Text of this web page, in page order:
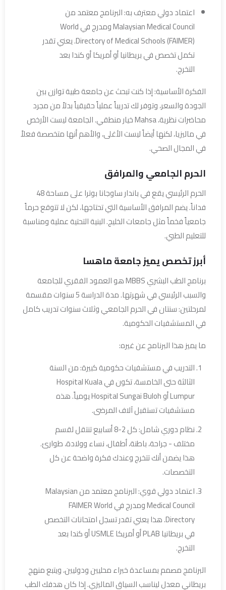
اعتماد دولي معترف به: البرنامج معتمد من
Malaysian Medical Council ومدرج في World
Directory of Medical Schools (FAIMER). يعني تقدر
تكمل تخصص في بريطانيا أو أمريكا أو كندا بعد
التخرج.
الفكرة الأساسية: إذا كنت تبحث عن جامعة طبية توازن بين
الجودة والسعر، وتوفر لك تدريباً عملياً حقيقياً بدلاً من مجرد
محاضرات نظرية، Mahsa خيار منطقي. الجامعة ليست الأرخص
في ماليزيا، لكنها أيضاً ليست الأغلى، والأهم أنها متخصصة فعلاً
في المجال الصحي.
الحرم الجامعي والمرافق
الحرم الرئيسي يقع في باندار ساوجانا بوترا على مساحة 48
فداناً. يضم المرافق الأساسية التي تحتاجها، لكن لا تتوقع حرماً
جامعياً فخماً مثل جامعات الخليج. البنية التحتية عملية ومناسبة
للتعليم الطبي.
أبرز تخصص يميز جامعة ماهسا
برنامج الطب البشري MBBS هو العمود الفقري للجامعة
والسبب الرئيسي في شهرتها. مدة الدراسة 5 سنوات مقسمة
لمرحلتين: سنتان في الحرم الجامعي وثلاث سنوات تدريب كامل
في المستشفيات الحكومية.
ما يميز هذا البرنامج عن غيره:
التدريب في مستشفيات حكومية كبيرة: من السنة
الثالثة حتى الخامسة، تكون في Hospital Kuala
Lumpur أو Hospital Sungai Buloh يومياً. هذه
مستشفيات تستقبل آلاف المرضى.
نظام دوري شامل: كل 2-8 أسابيع تنتقل لقسم
مختلف - جراحة، باطنة، أطفال، نساء وولادة، طوارئ.
هذا يضمن أنك تتخرج وعندك فكرة واضحة عن كل
التخصصات.
اعتماد دولي قوي: البرنامج معتمد من Malaysian
Medical Council ومدرج في FAIMER World
Directory. هذا يعني تقدر تسجل امتحانات التخصص
في بريطانيا PLAB أو أمريكا USMLE أو كندا بعد
التخرج.
البرنامج مصمم بمساعدة خبراء محليين ودوليين، ويتبع منهج
بريطاني معدل ليناسب السياق الماليزي. إذا كان هدفك الطب